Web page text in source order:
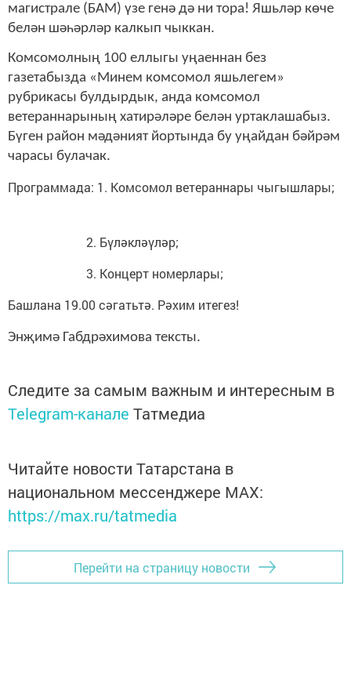
магистрале (БАМ) үзе генә дә ни тора! Яшьләр көче
белән шә­һәрләр калкып чыккан.
Комсомолның 100 еллыгы уңаеннан без
газетабызда «Минем комсомол яшьлегем»
рубрикасы булдырдык, анда комсомол
ветераннарының хатирәләре белән уртаклашабыз.
Бүген район мәдәният йортында бу уңайдан бәйрәм
чарасы булачак.
Программада: 1. Комсомол ветераннары чыгышлары;
2. Бүләкләүләр;
3. Концерт номерлары;
Башлана 19.00 сәгатьтә. Рәхим итегез!
Энҗимә Габдрәхимова тексты.
Следите за самым важным и интересным в
Telegram-канале Татмедиа
Читайте новости Татарстана в
национальном мессенджере MАХ:
https://max.ru/tatmedia
Перейти на страницу новости